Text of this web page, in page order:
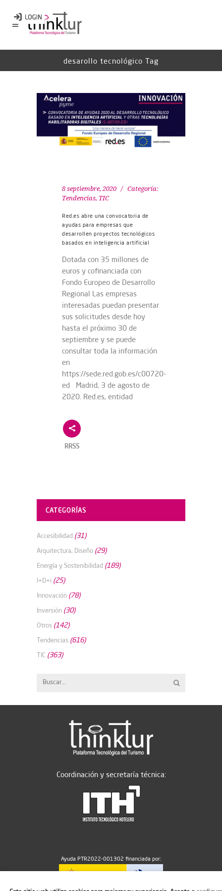
desarollo tecnológico Tag
8 septiembre, 2020
Categoría:
Tendencias, TIC
Red.es abre una convocatoria de
ayudas para empresas que
desarrollen proyectos tecnológicos
basados en inteligencia artificial
Dotada con 35 millones de
euros y cofinanciada con
Fondo Europeo de Desarrollo
Regional Las empresas
interesadas puedan presentar
sus solicitudes desde hoy
hasta el próximo 30 de
septiembre y se puede
consultar toda la información
en
https://sede.red.gob.es/c00720-
ed Madrid, 3 de agosto de
2020. Red.es, entidad
RRSS
CATEGORÍAS
Accesibilidad (31)
Arquitectura, Diseño (29)
Energía y Sostenibilidad (189)
I+D+i (25)
Innovación (78)
Inversión (30)
Otros (142)
Tendencias (616)
TIC (363)
Coordinación y secretaría técnica:
Ayuda PTR2022-001302 financiada por: